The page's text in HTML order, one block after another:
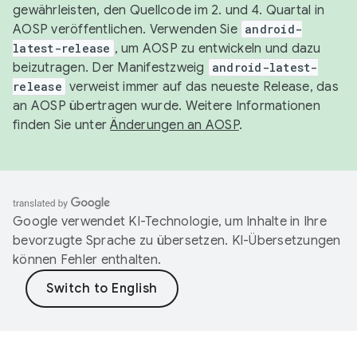
gewährleisten, den Quellcode im 2. und 4. Quartal in
AOSP veröffentlichen. Verwenden Sie android-
latest-release , um AOSP zu entwickeln und dazu
beizutragen. Der Manifestzweig
android-latest-
release verweist immer auf das neueste Release, das
an AOSP übertragen wurde. Weitere Informationen
finden Sie unterÄnderungen an AOSP.
Google verwendet KI-Technologie, um Inhalte in Ihre
bevorzugte Sprache zu übersetzen. KI-Übersetzungen
können Fehler enthalten.